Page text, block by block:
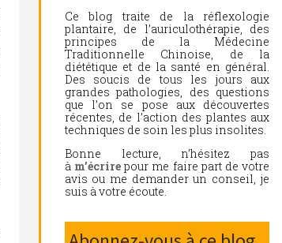
Ce blog traite de la réflexologie
plantaire, de l’auriculothérapie, des
principes de la Médecine
Traditionnelle Chinoise, de la
diététique et de la santé en général.
Des soucis de tous les jours aux
grandes pathologies, des questions
que l’on se pose aux découvertes
récentes, de l’action des plantes aux
techniques de soin les plus insolites.
Bonne lecture, n’hésitez pas
à m’écrire pour me faire part de votre
avis ou me demander un conseil, je
suis à votre écoute.